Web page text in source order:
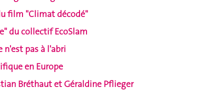
film "Climat décodé"
du collectif EcoSlam
n'est pas à l'abri
en Europe
Bréthaut et Géraldine Pflieger